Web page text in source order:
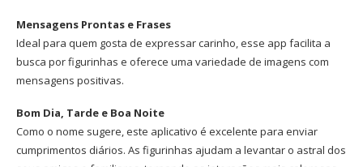
Mensagens Prontas e Frases
Ideal para quem gosta de expressar carinho, esse app facilita a
busca por figurinhas e oferece uma variedade de imagens com
mensagens positivas.
Bom Dia, Tarde e Boa Noite
Como o nome sugere, este aplicativo é excelente para enviar
cumprimentos diários. As figurinhas ajudam a levantar o astral dos